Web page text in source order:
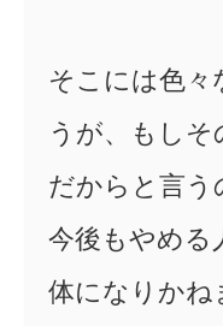
そこには色々
うが、もしそ
だからと言う
今後もやめる
体になりかね